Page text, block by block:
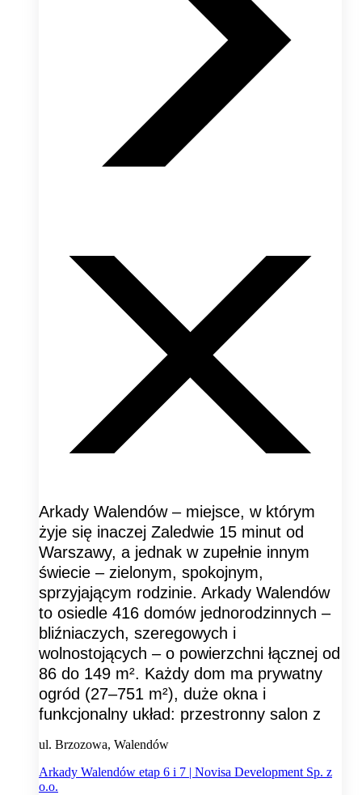
Arkady Walendów – miejsce, w którym
żyje się inaczej Zaledwie 15 minut od
Warszawy, a jednak w zupełnie innym
świecie – zielonym, spokojnym,
sprzyjającym rodzinie. Arkady Walendów
to osiedle 416 domów jednorodzinnych –
bliźniaczych, szeregowych i
wolnostojących – o powierzchni łącznej od
86 do 149 m². Każdy dom ma prywatny
ogród (27–751 m²), duże okna i
funkcjonalny układ: przestronny salon z
ul. Brzozowa, Walendów
Arkady Walendów etap 6 i 7 | Novisa Development Sp. z
o.o.